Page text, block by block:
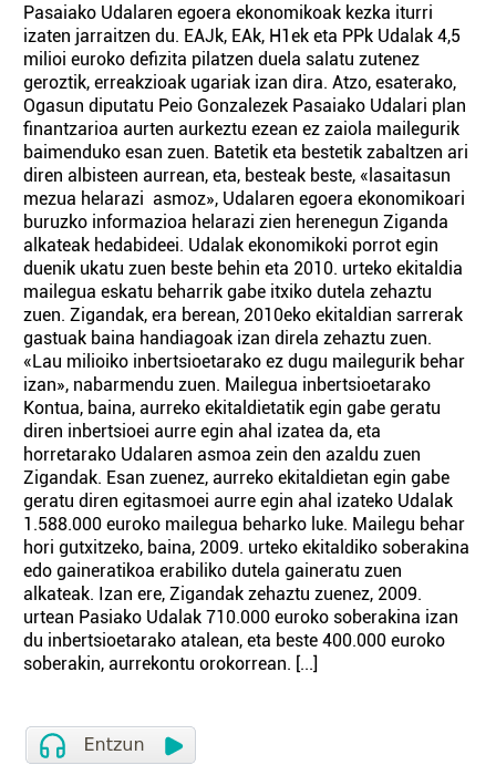
Pasaiako Udalaren egoera ekonomikoak kezka iturri
izaten jarraitzen du. EAJk, EAk, H1ek eta PPk Udalak 4,5
milioi euroko defizita pilatzen duela salatu zutenez
geroztik, erreakzioak ugariak izan dira. Atzo, esaterako,
Ogasun diputatu Peio Gonzalezek Pasaiako Udalari plan
finantzarioa aurten aurkeztu ezean ez zaiola mailegurik
baimenduko esan zuen. Batetik eta bestetik zabaltzen ari
diren albisteen aurrean, eta, besteak beste, «lasaitasun
mezua helarazi asmoz», Udalaren egoera ekonomikoari
buruzko informazioa helarazi zien herenegun Ziganda
alkateak hedabideei. Udalak ekonomikoki porrot egin
duenik ukatu zuen beste behin eta 2010. urteko ekitaldia
mailegua eskatu beharrik gabe itxiko dutela zehaztu
zuen. Zigandak, era berean, 2010eko ekitaldian sarrerak
gastuak baina handiagoak izan direla zehaztu zuen.
«Lau milioiko inbertsioetarako ez dugu mailegurik behar
izan», nabarmendu zuen. Mailegua inbertsioetarako
Kontua, baina, aurreko ekitaldietatik egin gabe geratu
diren inbertsioei aurre egin ahal izatea da, eta
horretarako Udalaren asmoa zein den azaldu zuen
Zigandak. Esan zuenez, aurreko ekitaldietan egin gabe
geratu diren egitasmoei aurre egin ahal izateko Udalak
1.588.000 euroko mailegua beharko luke. Mailegu behar
hori gutxitzeko, baina, 2009. urteko ekitaldiko soberakina
edo gaineratikoa erabiliko dutela gaineratu zuen
alkateak. Izan ere, Zigandak zehaztu zuenez, 2009.
urtean Pasiako Udalak 710.000 euroko soberakina izan
du inbertsioetarako atalean, eta beste 400.000 euroko
soberakin, aurrekontu orokorrean. [...]